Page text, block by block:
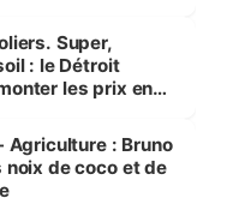
Super,
: le Détroit
les prix en
Agriculture : Bruno
noix de coco et de